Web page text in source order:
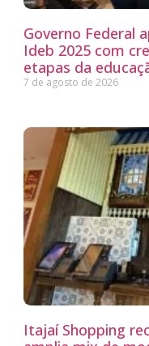
Governo Federal
Ideb 2025 com
etapas da
7 de agosto de 2026
Itajaí Shopping